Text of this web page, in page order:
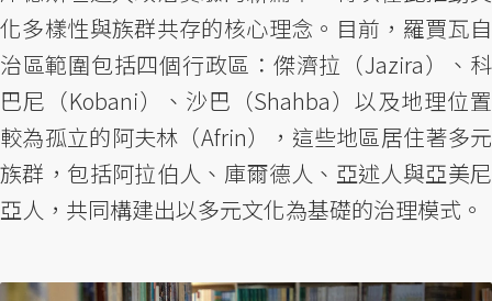
化多樣性與族群共存的核心理念。目前，羅賈瓦自
治區範圍包括四個行政區：傑濟拉（Jazira）、科
巴尼（Kobani）、沙巴（Shahba）以及地理位置
較為孤立的阿夫林（Afrin），這些地區居住著多元
族群，包括阿拉伯人、庫爾德人、亞述人與亞美尼
亞人，共同構建出以多元文化為基礎的治理模式。